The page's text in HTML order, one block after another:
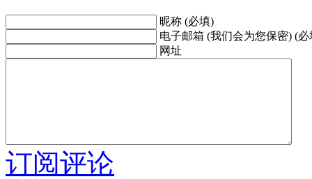
昵称 (必填)
电子邮箱 (我们会为您保密) (必
网址
订阅评论